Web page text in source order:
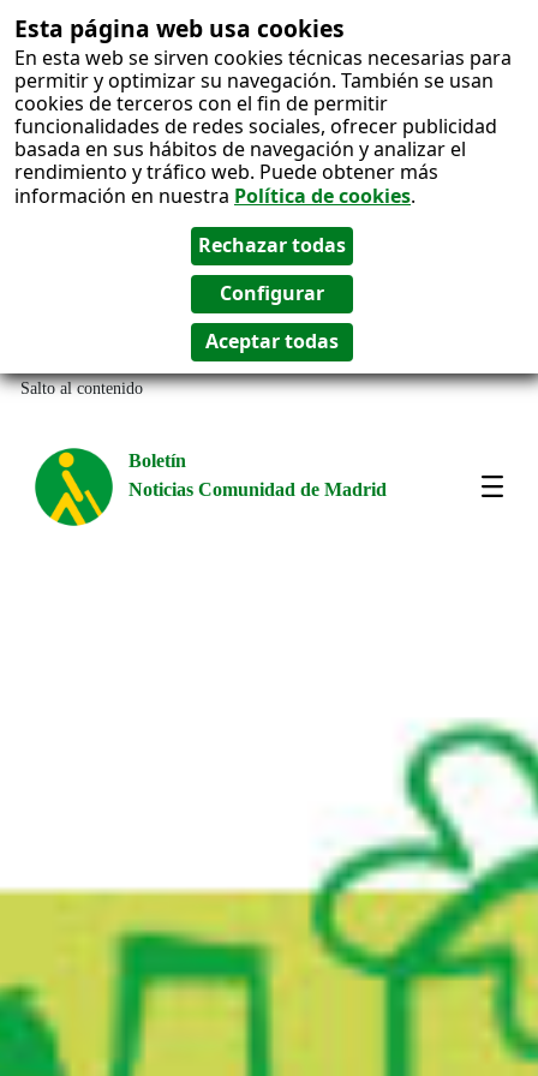
Esta página web usa cookies
En esta web se sirven cookies técnicas necesarias para
permitir y optimizar su navegación. También se usan
cookies de terceros con el fin de permitir
funcionalidades de redes sociales, ofrecer publicidad
basada en sus hábitos de navegación y analizar el
rendimiento y tráfico web. Puede obtener más
información en nuestra Política de cookies.
Salto al contenido
Boletín
Noticias Comunidad de Madrid